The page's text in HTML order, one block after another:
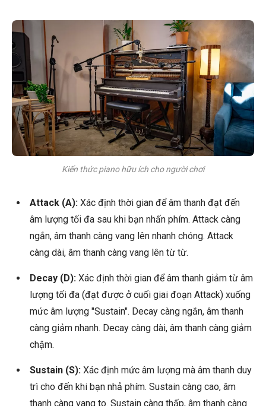
Kiến thức piano hữu ích cho người chơi
Attack (A): Xác định thời gian để âm thanh đạt đến
âm lượng tối đa sau khi bạn nhấn phím. Attack càng
ngắn, âm thanh càng vang lên nhanh chóng. Attack
càng dài, âm thanh càng vang lên từ từ.
Decay (D): Xác định thời gian để âm thanh giảm từ âm
lượng tối đa (đạt được ở cuối giai đoạn Attack) xuống
mức âm lượng "Sustain". Decay càng ngắn, âm thanh
càng giảm nhanh. Decay càng dài, âm thanh càng giảm
chậm.
Sustain (S): Xác định mức âm lượng mà âm thanh duy
trì cho đến khi bạn nhả phím. Sustain càng cao, âm
thanh càng vang to. Sustain càng thấp, âm thanh càng